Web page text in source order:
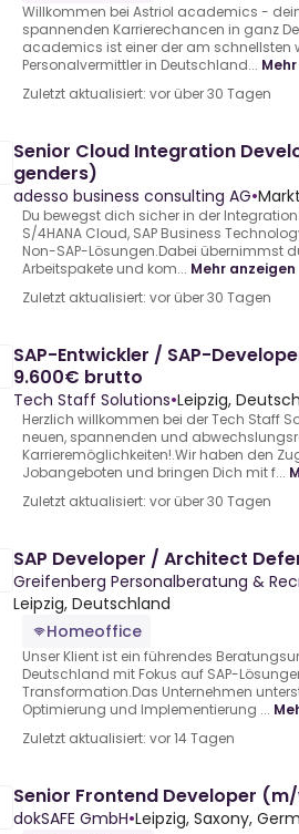
Willkommen bei Astriol academics -
spannenden Karrierechancen in ganz
academics ist einer der am schnellsten
Personalvermittler in Deutschland...
Zuletzt aktualisiert: vor über 30 Tagen
Senior Cloud Integration
genders)
adesso business consulting AG•
Du bewegst dich sicher in der Integration
S/4HANA Cloud, SAP Business
Non-SAP-Lösungen.Dabei übernimmst
Arbeitspakete und kom... Mehr anzeigen
Zuletzt aktualisiert: vor über 30 Tagen
SAP-Entwickler / SAP-
9.600€ brutto
Tech Staff Solutions•Leipzig,
Herzlich willkommen bei der Tech Staff
neuen, spannenden und
Karrieremöglichkeiten!.Wir haben den
Jobangeboten und bringen Dich mit f...
Zuletzt aktualisiert: vor über 30 Tagen
SAP Developer / Architect
Greifenberg Personalberatung &
Leipzig, Deutschland
Homeoffice
Unser Klient ist ein führendes
Deutschland mit Fokus auf SAP-
Transformation.Das Unternehmen
Optimierung und Implementierung ...
Zuletzt aktualisiert: vor 14 Tagen
Senior Frontend Developer
dokSAFE GmbH•Leipzig, Saxony,